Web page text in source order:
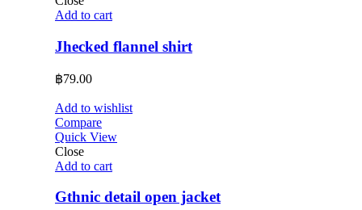
Add to cart
Jhecked flannel shirt
฿79.00
Add to wishlist
Compare
Quick View
Close
Add to cart
Gthnic detail open jacket